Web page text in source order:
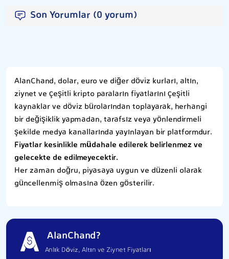
Son Yorumlar (0 yorum)
AlanChand, dolar, euro ve diğer döviz kurları, altın,
ziynet ve çeşitli kripto paraların fiyatlarını çeşitli
kaynaklar ve döviz bürolarından toplayarak, herhangi
bir değişiklik yapmadan, tarafsız veya yönlendirmeli
şekilde medya kanallarında yayınlayan bir platformdur.
Fiyatlar kesinlikle müdahale edilerek belirlenmez ve
gelecekte de edilmeyecektir.
Her zaman doğru, piyasaya uygun ve düzenli olarak
güncellenmiş olmasına özen gösterilir.
AlanChand?
Anlık Döviz, Altın ve Ziynet Fiyatları